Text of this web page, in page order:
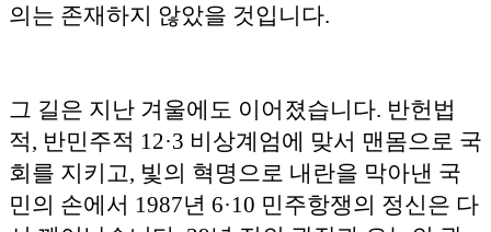
의는 존재하지 않았을 것입니다.
그 길은 지난 겨울에도 이어졌습니다. 반헌법
적, 반민주적 12·3 비상계엄에 맞서 맨몸으로 국
회를 지키고, 빛의 혁명으로 내란을 막아낸 국
민의 손에서 1987년 6·10 민주항쟁의 정신은 다